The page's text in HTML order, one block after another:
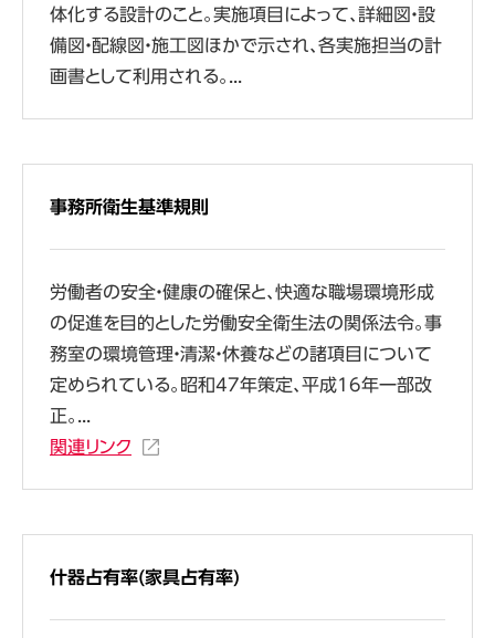
体化する設計のこと。実施項目によって、詳細図・設
備図・配線図・施工図ほかで示され、各実施担当の計
画書として利用される。...
事務所衛生基準規則
労働者の安全・健康の確保と、快適な職場環境形成
の促進を目的とした労働安全衛生法の関係法令。事
務室の環境管理・清潔・休養などの諸項目について
定められている。昭和47年策定、平成16年一部改
正。...
関連リンク
什器占有率(家具占有率)